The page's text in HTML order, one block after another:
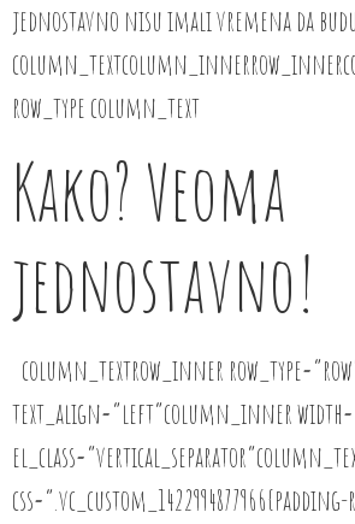
jednostavno nisu imali vremena da
row_type column_text
Kako? Veoma
jednostavno!
column_textrow_inner
text_align=”left”column_inner